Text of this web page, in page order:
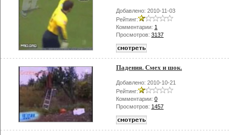
Добавлено: 2010-11-03
Рейтинг:
Комментарии: 1
Просмотров: 3137
Падения. Смех и шок.
Добавлено: 2010-10-21
Рейтинг:
Комментарии: 0
Просмотров: 1457